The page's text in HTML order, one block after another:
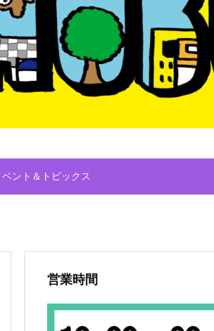
ベント＆トピックス
営業時間